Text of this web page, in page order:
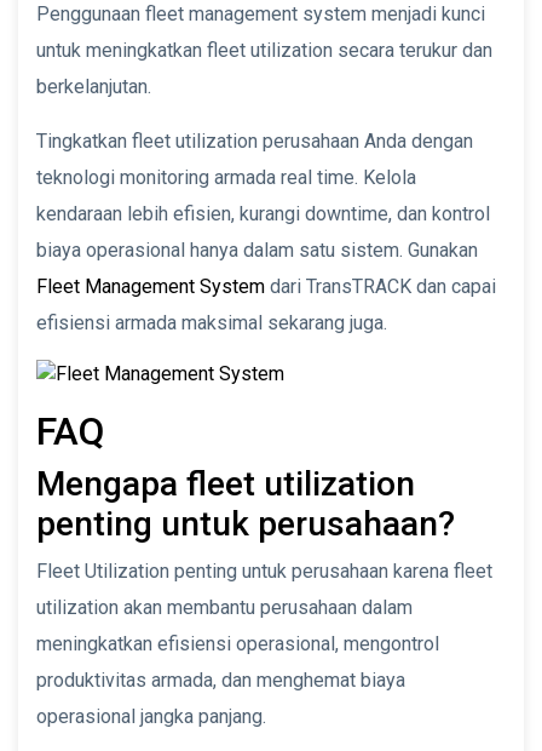
Penggunaan fleet management system menjadi kunci
untuk meningkatkan fleet utilization secara terukur dan
berkelanjutan.
Tingkatkan fleet utilization perusahaan Anda dengan
teknologi monitoring armada real time. Kelola
kendaraan lebih efisien, kurangi downtime, dan kontrol
biaya operasional hanya dalam satu sistem. Gunakan
Fleet Management System dari TransTRACK dan capai
efisiensi armada maksimal sekarang juga.
FAQ
Mengapa fleet utilization
penting untuk perusahaan?
Fleet Utilization penting untuk perusahaan karena fleet
utilization akan membantu perusahaan dalam
meningkatkan efisiensi operasional, mengontrol
produktivitas armada, dan menghemat biaya
operasional jangka panjang.